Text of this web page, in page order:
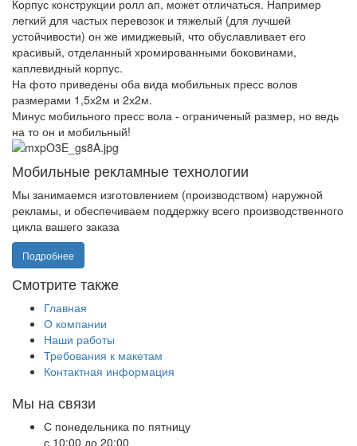
Корпус конструкции ролл ап, может отличаться. Например
легкий для частых перевозок и тяжелый (для лучшей
устойчивости) он же имиджевый, что обуславливает его
красивый, отделанный хромированными боковинами,
каплевидный корпус.
На фото приведены оба вида мобильных пресс волов
размерами 1,5х2м и 2х2м.
Минус мобильного пресс вола - ограниченый размер, но ведь
на то он и мобильный!
Мобильные рекламные технологии
Мы занимаемся изготовлением (производством) наружной
рекламы, и обеспечиваем поддержку всего производственного
цикла вашего заказа
Подробнее
Смотрите также
Главная
О компании
Наши работы
Требования к макетам
Контактная информация
Мы на связи
С понедельника по пятницу
с 10:00 до 20:00